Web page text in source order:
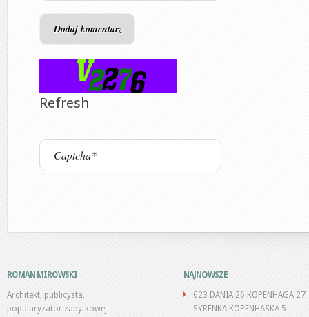
Refresh
ROMAN MIROWSKI
Architekt, publicysta,
popularyzator zabytkowej
NAJNOWSZE
623 DANIA 26 KOPENHAGA 27
SYRENKA KOPENHASKA 5